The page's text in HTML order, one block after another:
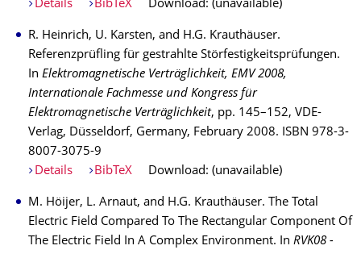
Details BibTeX Download: (unavailable)
R. Heinrich, U. Karsten, and H.G. Krauthäuser.
Referenzprüfling für gestrahlte Störfestigkeitsprüfungen.
In Elektromagnetische Verträglichkeit, EMV 2008,
Internationale Fachmesse und Kongress für
Elektromagnetische Verträglichkeit, pp. 145–152, VDE-
Verlag, Düsseldorf, Germany, February 2008. ISBN 978-3-
8007-3075-9
Details
BibTeX Download: (unavailable)
M. Höijer, L. Arnaut, and H.G. Krauthäuser. The Total
Electric Field Compared To The Rectangular Component Of
The Electric Field In A Complex Environment. In RVK08 -